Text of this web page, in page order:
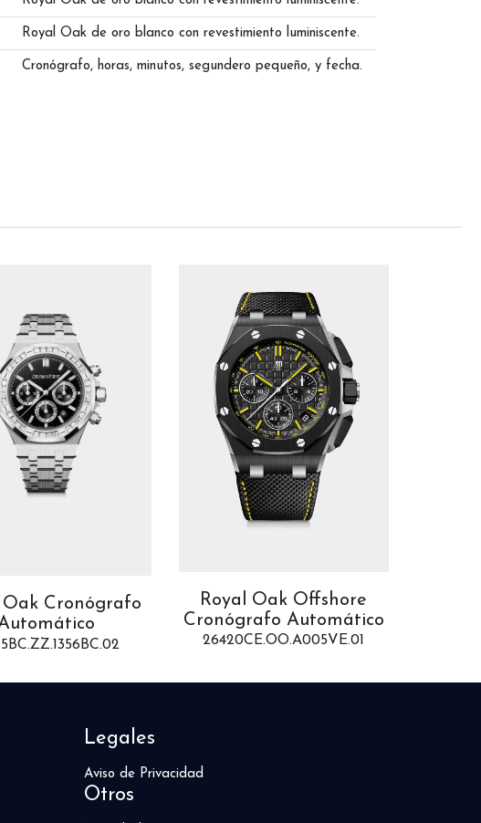
Royal Oak de oro blanco con revestimiento luminiscente.
Cronógrafo, horas, minutos, segundero pequeño, y fecha.
Oak Cronógrafo
Royal Oak Offshore
Cronógrafo Automático
26420CE.OO.A005VE.01
Legales
Aviso de Privacidad
Otros